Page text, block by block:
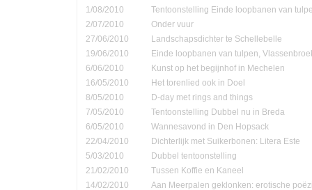
1/08/2010
Tentoonstelling Einde loopbanen van
2/07/2010
Onder vuur
27/06/2010
Landschapsdichter te Schellebelle
19/06/2010
Einde loopbanen van tulpen,
6/06/2010
Kunst op het begijnhof in Mechelen
16/05/2010
Het torenlied ook in Doel
8/05/2010
D-day met rings and things
7/05/2010
Tentoonstelling Dubbel nu in Breda
6/05/2010
Wannesavond in Den Hopsack
22/04/2010
Dichterlijk met Suikerbonen: Litera Este
5/03/2010
Dubbel tentoonstelling
21/02/2010
Tussen Koffie en Kaneel
14/02/2010
Aan Meerpalen geklonken: erotische